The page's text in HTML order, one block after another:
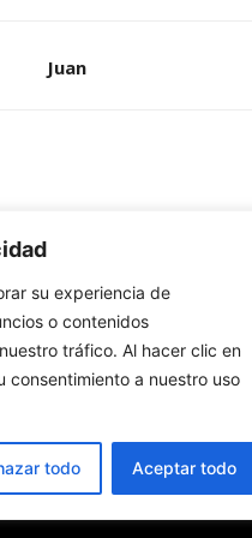
su experiencia de
o contenidos
tráfico. Al hacer clic en
consentimiento a nuestro uso
todo Aceptar todo
Juan
sobre la Iglesia católica
Cristianas